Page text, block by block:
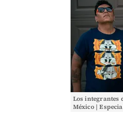
Los integrantes
México |